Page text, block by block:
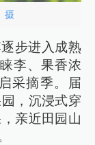
摄
步进入成熟
李、果香浓
采摘季。届
，沉浸式穿
亲近田园山